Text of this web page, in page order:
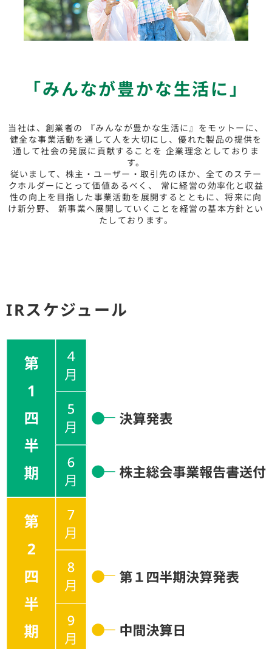
「みんなが豊かな生活に」
当社は、創業者の 『みんなが豊かな生活に』をモットーに、
健全な事業活動を通して人を大切にし、優れた製品の提供を
通して社会の発展に貢献することを 企業理念としておりま
す。
従いまして、株主・ユーザー・取引先のほか、全てのステー
クホルダーにとって価値あるべく、
常に経営の効率化と収益
性の向上を目指した事業活動を展開するとともに、将来に向
け新分野、
新事業へ展開していくことを経営の基本方針とい
たしております。
IRスケジュール